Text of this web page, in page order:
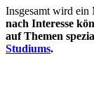
Insgesamt wird ein
nach Interesse
auf Themen
Studiums.